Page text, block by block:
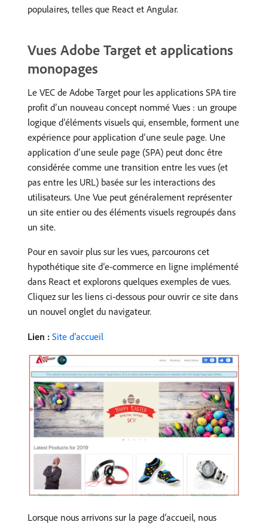
populaires, telles que React et Angular.
Vues Adobe Target et applications
monopages
Le VEC de Adobe Target pour les applications SPA tire
profit d’un nouveau concept nommé Vues : un groupe
logique d’éléments visuels qui, ensemble, forment une
expérience pour application d’une seule page. Une
application d’une seule page (SPA) peut donc être
considérée comme une transition entre les vues (et
pas entre les URL) basée sur les interactions des
utilisateurs. Une Vue peut généralement représenter
un site entier ou des éléments visuels regroupés dans
un site.
Pour en savoir plus sur les vues, parcourons cet
hypothétique site d’e-commerce en ligne implémenté
dans React et explorons quelques exemples de vues.
Cliquez sur les liens ci-dessous pour ouvrir ce site dans
un nouvel onglet du navigateur.
Lien : Site d’accueil
Lorsque nous arrivons sur la page d’accueil, nous